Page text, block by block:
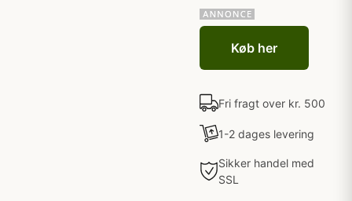
Køb her
Fri fragt over kr. 500
1-2 dages levering
Sikker handel med
SSL